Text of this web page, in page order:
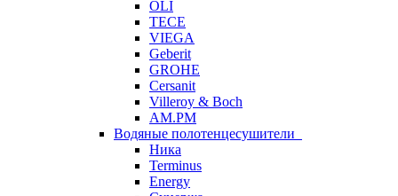
OLI
TECE
VIEGA
Geberit
GROHE
Cersanit
Villeroy & Boch
AM.PM
Водяные полотенцесушители
Ника
Terminus
Energy